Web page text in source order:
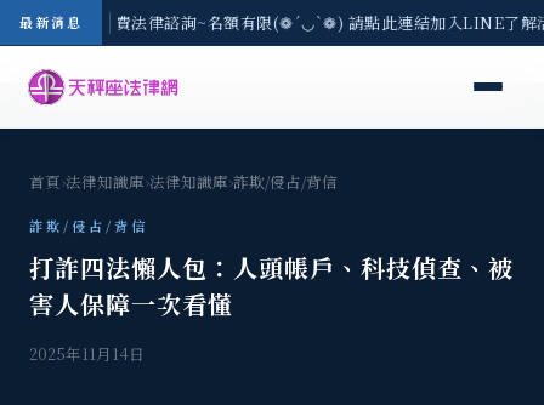
最新消息
一) 現場免費法律諮詢~名額有限(❁´◡`❁) 請點此連結加入LINE了解
首頁›法律知識庫›法律知識庫›詐欺/侵占/背信
詐欺/侵占/背信
打詐四法懶人包：人頭帳戶、科技偵查、被
害人保障一次看懂
2025年11月14日